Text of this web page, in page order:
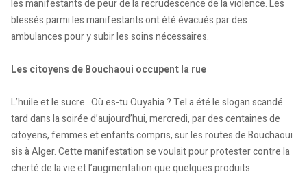
les manifestants de peur de la recrudescence de la violence. Les
blessés parmi les manifestants ont été évacués par des
ambulances pour y subir les soins nécessaires.
Les citoyens de Bouchaoui occupent la rue
L’huile et le sucre…Où es-tu Ouyahia ? Tel a été le slogan scandé
tard dans la soirée d’aujourd’hui, mercredi, par des centaines de
citoyens, femmes et enfants compris, sur les routes de Bouchaoui
sis à Alger. Cette manifestation se voulait pour protester contre la
cherté de la vie et l’augmentation que quelques produits